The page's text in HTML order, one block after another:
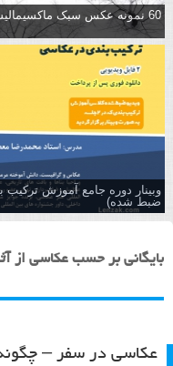
60 نمونه عکس سبک ماکسیمالیسم
وبینار دوره جامع آموزش تركيب
ضبط شده)
بایگانی بر حسب عکاسی از
عکاسی در سفر –